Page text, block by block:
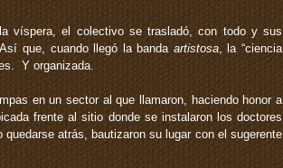
víspera, el colectivo se trasladó, con todo y sus
que, cuando llegó la banda artistosa, la “ciencia
Y organizada.
en un sector al que llamaron, haciendo honor a
frente al sitio donde se instalaron los doctores
atrás, bautizaron su lugar con el sugerente